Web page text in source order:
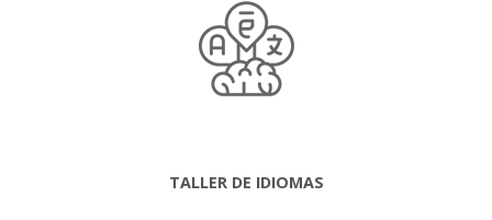
TALLER DE IDIOMAS